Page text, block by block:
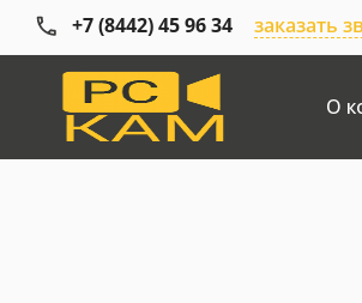
+7 (8442) 45 96 34 заказать
О